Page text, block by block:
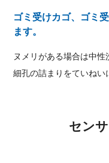
ゴミ受けカゴ、ゴミ
ます。
ヌメリがある場合は中性
細孔の詰まりをていねい
セン